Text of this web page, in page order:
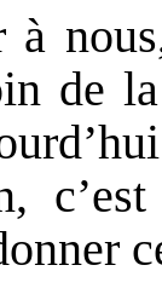
à
de